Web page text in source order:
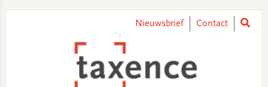
Nieuwsbrief Contact